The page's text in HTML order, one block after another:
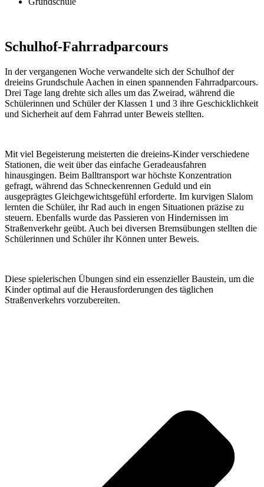
Schulhof-Fahrradparcours
In der vergangenen Woche verwandelte sich der Schulhof der
dreieins Grundschule Aachen in einen spannenden Fahrradparcours.
Drei Tage lang drehte sich alles um das Zweirad, während die
Schülerinnen und Schüler der Klassen 1 und 3 ihre Geschicklichkeit
und Sicherheit auf dem Fahrrad unter Beweis stellten.
Mit viel Begeisterung meisterten die dreieins-Kinder verschiedene
Stationen, die weit über das einfache Geradeausfahren
hinausgingen. Beim Balltransport war höchste Konzentration
gefragt, während das Schneckenrennen Geduld und ein
ausgeprägtes Gleichgewichtsgefühl erforderte. Im kurvigen Slalom
lernten die Schüler, ihr Rad auch in engen Situationen präzise zu
steuern. Ebenfalls wurde das Passieren von Hindernissen im
Straßenverkehr geübt. Auch bei diversen Bremsübungen stellten die
Schülerinnen und Schüler ihr Können unter Beweis.
Diese spielerischen Übungen sind ein essenzieller Baustein, um die
Kinder optimal auf die Herausforderungen des täglichen
Straßenverkehrs vorzubereiten.